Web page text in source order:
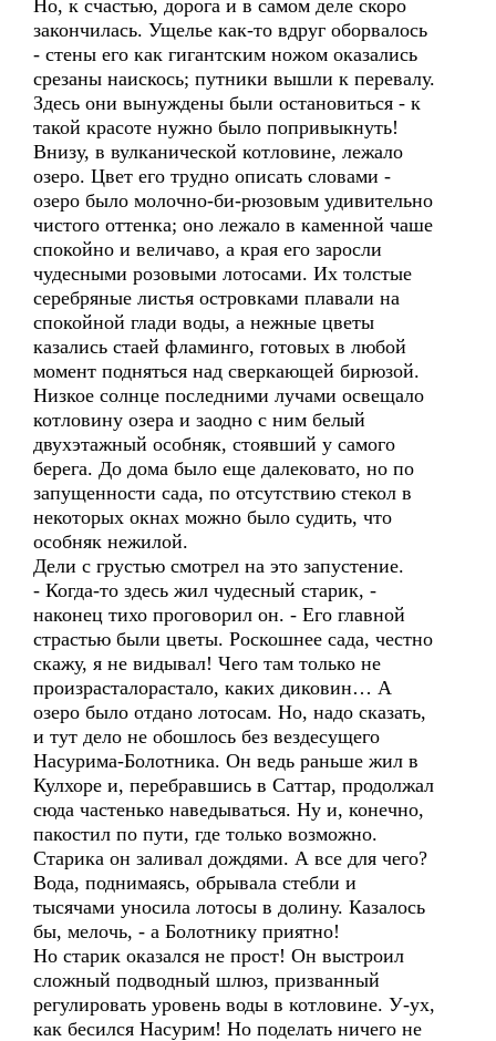
Но, к счастью, дорога и в самом деле скоро
закончилась. Ущелье как-то вдруг оборвалось
- стены его как гигантским ножом оказались
срезаны наискось; путники вышли к перевалу.
Здесь они вынуждены были остановиться - к
такой красоте нужно было попривыкнуть!
Внизу, в вулканической котловине, лежало
озеро. Цвет его трудно описать словами -
озеро было молочно-би-рюзовым удивительно
чистого оттенка; оно лежало в каменной чаше
спокойно и величаво, а края его заросли
чудесными розовыми лотосами. Их толстые
серебряные листья островками плавали на
спокойной глади воды, а нежные цветы
казались стаей фламинго, готовых в любой
момент подняться над сверкающей бирюзой.
Низкое солнце последними лучами освещало
котловину озера и заодно с ним белый
двухэтажный особняк, стоявший у самого
берега. До дома было еще далековато, но по
запущенности сада, по отсутствию стекол в
некоторых окнах можно было судить, что
особняк нежилой.
Дели с грустью смотрел на это запустение.
- Когда-то здесь жил чудесный старик, -
наконец тихо проговорил он. - Его главной
страстью были цветы. Роскошнее сада, честно
скажу, я не видывал! Чего там только не
произрасталорастало, каких диковин… А
озеро было отдано лотосам. Но, надо сказать,
и тут дело не обошлось без вездесущего
Насурима-Болотника. Он ведь раньше жил в
Кулхоре и, перебравшись в Саттар, продолжал
сюда частенько наведываться. Ну и, конечно,
пакостил по пути, где только возможно.
Старика он заливал дождями. А все для чего?
Вода, поднимаясь, обрывала стебли и
тысячами уносила лотосы в долину. Казалось
бы, мелочь, - а Болотнику приятно!
Но старик оказался не прост! Он выстроил
сложный подводный шлюз, призванный
регулировать уровень воды в котловине. У-ух,
как бесился Насурим! Но поделать ничего не